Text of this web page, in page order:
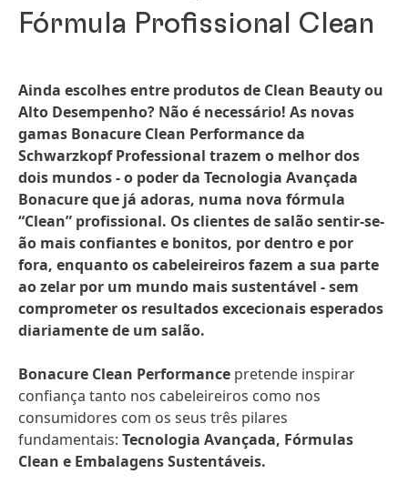
Fórmula Profissional Clean
Ainda escolhes entre produtos de Clean Beauty ou
Alto Desempenho? Não é necessário! As novas
gamas Bonacure Clean Performance da
Schwarzkopf Professional trazem o melhor dos
dois mundos - o poder da Tecnologia Avançada
Bonacure que já adoras, numa nova fórmula
“Clean” profissional. Os clientes de salão sentir-se-
ão mais confiantes e bonitos, por dentro e por
fora, enquanto os cabeleireiros fazem a sua parte
ao zelar por um mundo mais sustentável - sem
comprometer os resultados excecionais esperados
diariamente de um salão.
Bonacure Clean Performance pretende inspirar
confiança tanto nos cabeleireiros como nos
consumidores com os seus três pilares
fundamentais: Tecnologia Avançada, Fórmulas
Clean e Embalagens Sustentáveis.